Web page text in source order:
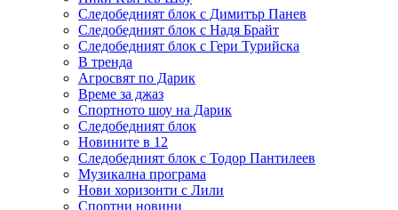
Следобедният блок с Димитър Панев
Следобедният блок с Надя Брайт
Следобедният блок с Гери Турийска
В тренда
Агросвят по Дарик
Време за джаз
Спортното шоу на Дарик
Следобедният блок
Новините в 12
Следобедният блок с Тодор Пантилеев
Музикална програма
Нови хоризонти с Лили
Спортни новини